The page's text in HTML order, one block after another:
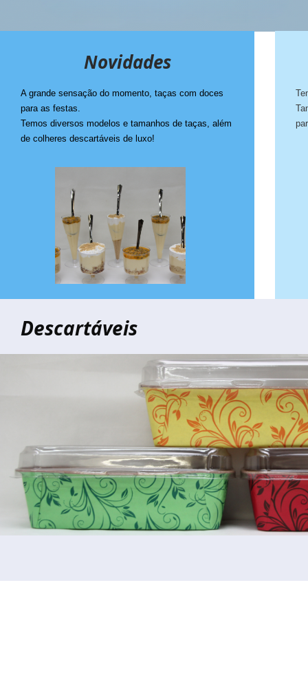
Descartáveis
A grande sensação do momento, taças com doces
para as festas.
Temos diversos modelos e tamanhos de taças, além
de colheres descartáveis de luxo!
Novidades